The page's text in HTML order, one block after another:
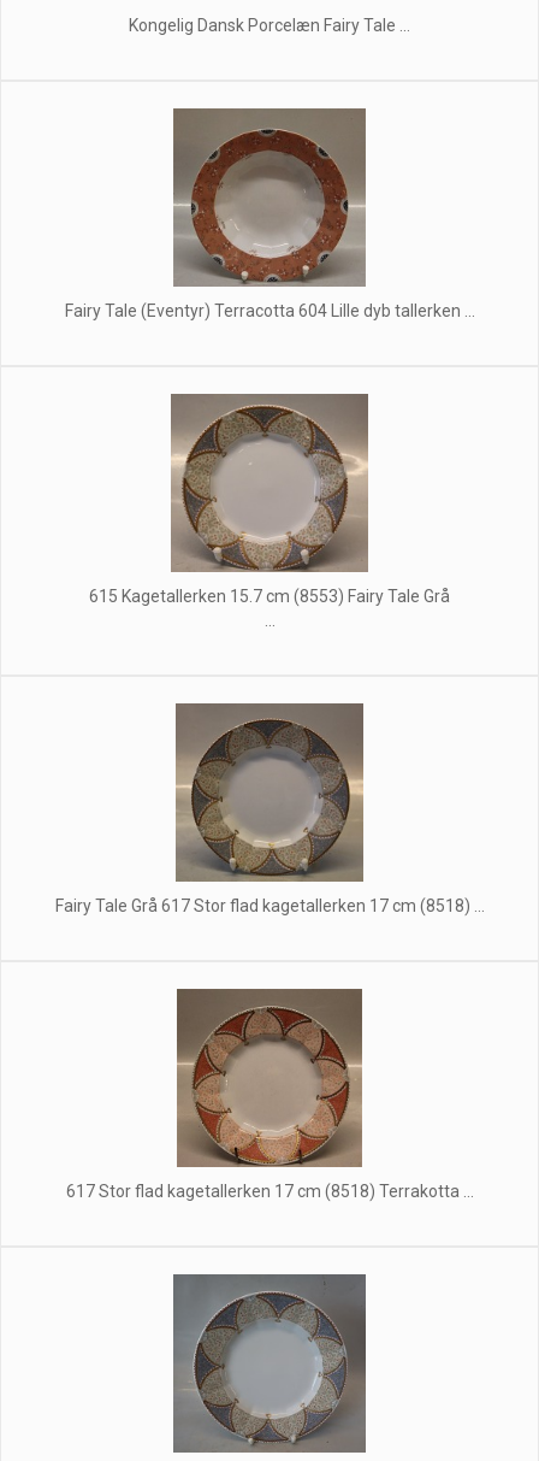
Kongelig Dansk Porcelæn Fairy Tale ...
Fairy Tale (Eventyr) Terracotta 604 Lille dyb tallerken ...
615 Kagetallerken 15.7 cm (8553) Fairy Tale Grå
Fairy Tale Grå 617 Stor flad kagetallerken 17 cm (8518) ...
617 Stor flad kagetallerken 17 cm (8518) Terrakotta ...